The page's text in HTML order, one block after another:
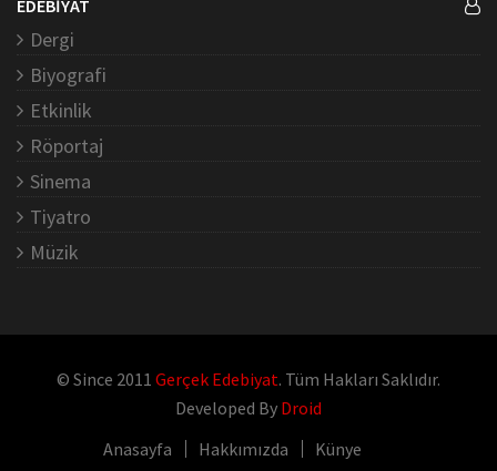
EDEBİYAT
Dergi
Biyografi
Etkinlik
Röportaj
Sinema
Tiyatro
Müzik
© Since 2011 Gerçek Edebiyat. Tüm Hakları Saklıdır.
Developed By Droid
Anasayfa
Hakkımızda Künye